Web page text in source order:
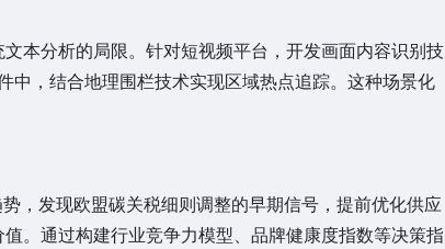
分析的局限。针对短视频平台，开发画面内容识别技
中，结合地理围栏技术实现区域热点追踪。这种场景化
发现欧盟碳关税细则调整的早期信号，提前优化供应
。通过构建行业竞争力模型、品牌健康度指数等决策指